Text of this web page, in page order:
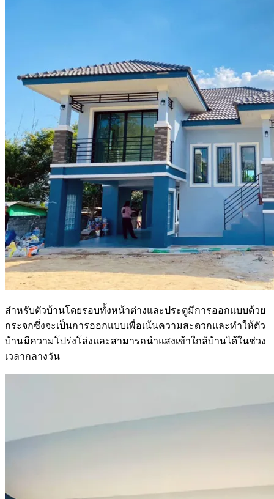
สำหรับตัวบ้านโดยรอบทั้งหน้าต่างและประตูมีการออกแบบด้วย
กระจกซึ่งจะเป็นการออกแบบเพื่อเน้นความสะดวกและทำให้ตัว
บ้านมีความโปร่งโล่งและสามารถนำแสงเข้าใกล้บ้านได้ในช่วง
เวลากลางวัน